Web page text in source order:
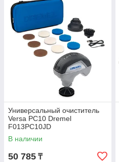
Универсальный очиститель
Versa PC10 Dremel
F013PC10JD
В наличии
50 785 ₸